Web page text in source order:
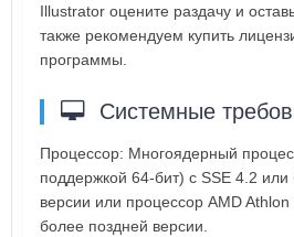
Illustrator оцените раздачу и
также рекомендуем купить
программы.
Системные
Процессор: Многоядерный
поддержкой 64-бит) с SSE 4.2 или
версии или процессор AMD
более поздней версии.